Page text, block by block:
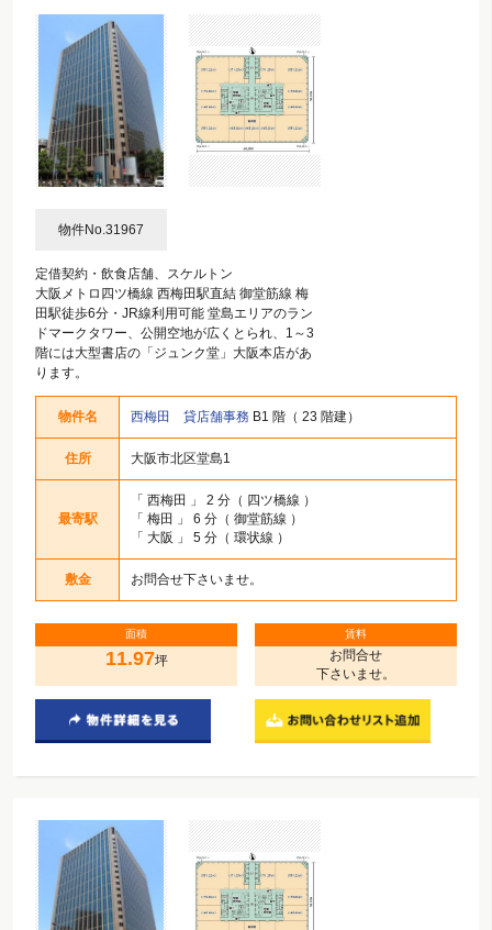
物件No.31967
定借契約・飲食店舗、スケルトン
大阪メトロ四ツ橋線 西梅田駅直結 御堂筋線 梅
田駅徒歩6分・JR線利用可能 堂島エリアのラン
ドマークタワー、公開空地が広くとられ、1～3
階には大型書店の「ジュンク堂」大阪本店があ
ります。
物件名 西梅田 貸店舗事務 B1 階（ 23 階建）
住所 大阪市北区堂島1
最寄駅
「 西梅田
」 2 分（ 四ツ橋線 ）
「 梅田
」 6 分（ 御堂筋線 ）
「 大阪 」 5 分（ 環状線 ）
敷金 お問合せ下さいませ。
面積
11.97坪
賃料
お問合せ
下さいませ。